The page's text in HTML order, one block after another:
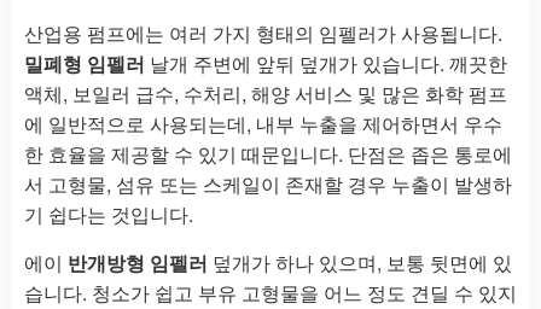
산업용 펌프에는 여러 가지 형태의 임펠러가 사용됩니다.
밀폐형 임펠러 날개 주변에 앞뒤 덮개가 있습니다. 깨끗한
액체, 보일러 급수, 수처리, 해양 서비스 및 많은 화학 펌프
에 일반적으로 사용되는데, 내부 누출을 제어하면서 우수
한 효율을 제공할 수 있기 때문입니다. 단점은 좁은 통로에
서 고형물, 섬유 또는 스케일이 존재할 경우 누출이 발생하
기 쉽다는 것입니다.
에이 반개방형 임펠러 덮개가 하나 있으며, 보통 뒷면에 있
습니다. 청소가 쉽고 부유 고형물을 어느 정도 견딜 수 있지